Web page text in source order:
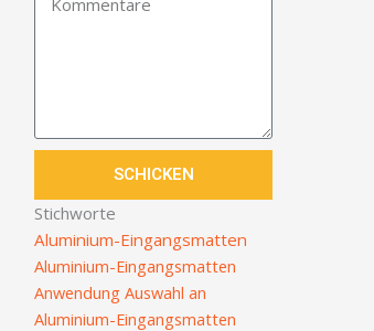
SCHICKEN
Stichworte
Aluminium-Eingangsmatten
Aluminium-Eingangsmatten
Anwendung Auswahl an
Aluminium-Eingangsmatten